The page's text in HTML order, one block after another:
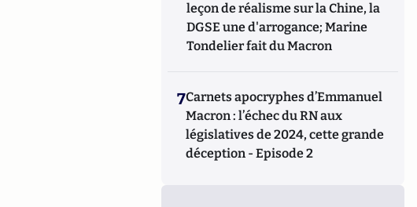
leçon de réalisme sur la Chine, la
DGSE une d'arrogance; Marine
Tondelier fait du Macron
7Carnets apocryphes d’Emmanuel
Macron : l’échec du RN aux
législatives de 2024, cette grande
déception - Episode 2